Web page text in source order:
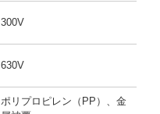
300V
630V
ポリプロピレン（PP）、金